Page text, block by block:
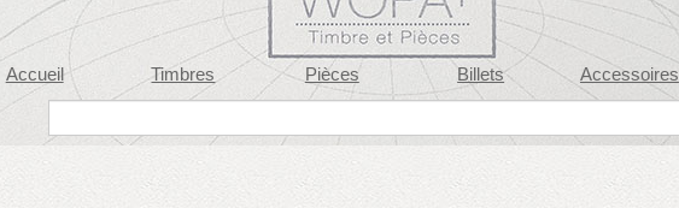
Accueil Timbres Pièces Billets Accessoires